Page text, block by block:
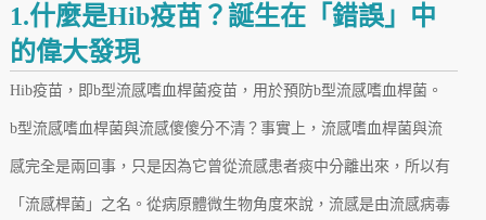
1.什麼是Hib疫苗？誕生在「錯誤」中
的偉大發現
Hib疫苗，即b型流感嗜血桿菌疫苗，用於預防b型流感嗜血桿菌。
b型流感嗜血桿菌與流感傻傻分不清？事實上，流感嗜血桿菌與流
感完全是兩回事，只是因為它曾從流感患者痰中分離出來，所以有
「流感桿菌」之名。從病原體微生物角度來說，流感是由流感病毒